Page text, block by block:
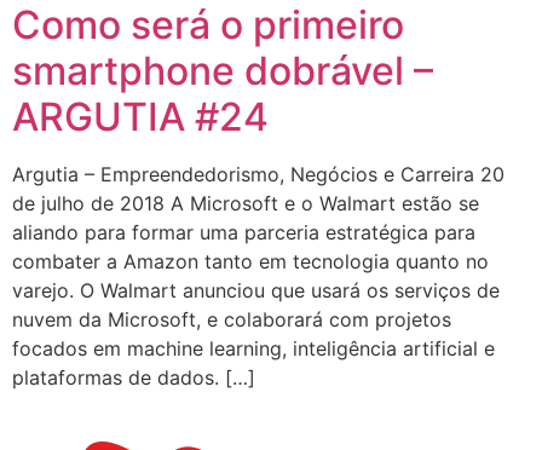
Como será o primeiro
smartphone dobrável –
ARGUTIA #24
Argutia – Empreendedorismo, Negócios e Carreira 20
de julho de 2018 A Microsoft e o Walmart estão se
aliando para formar uma parceria estratégica para
combater a Amazon tanto em tecnologia quanto no
varejo. O Walmart anunciou que usará os serviços de
nuvem da Microsoft, e colaborará com projetos
focados em machine learning, inteligência artificial e
plataformas de dados. […]